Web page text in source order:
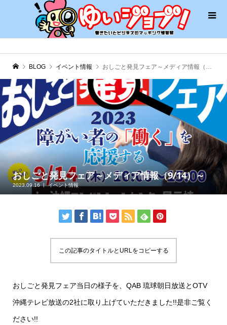
BLOG イベント情報 おしごと発見フェア～メディア情報（9/14）～
おしごと発見フェア～メディア情報（9/14）～
2023.09.16 イベント情報
この記事のタイトルとURLをコピーする
おしごと発見フェア当日の様子を、QAB 琉球朝日放送とOTV
沖縄テレビ放送の2社に取り上げていただきました!!是非ご覧く
ださい!!